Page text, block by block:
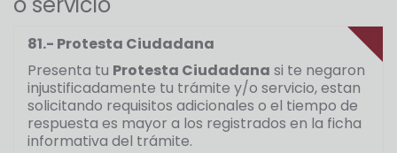
81.- Protesta Ciudadana
Presenta tu Protesta Ciudadana si te negaron
injustificadamente tu trámite y/o servicio, estan
solicitando requisitos adicionales o el tiempo de
respuesta es mayor a los registrados en la ficha
informativa del trámite.